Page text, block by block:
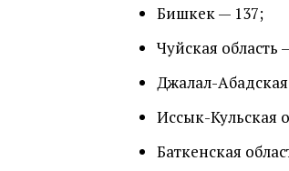
Бишкек — 137;
Чуйская область
Джалал-
Иссык-Кульская
Баткенская